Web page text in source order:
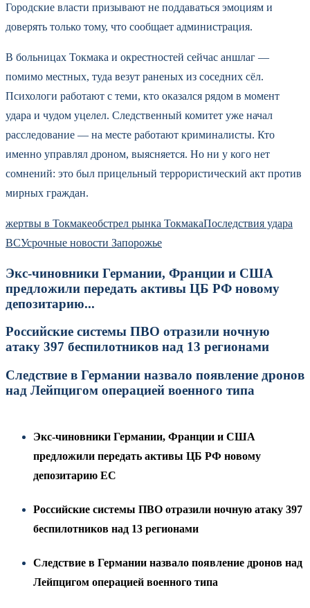
Городские власти призывают не поддаваться эмоциям и
доверять только тому, что сообщает администрация.
В больницах Токмака и окрестностей сейчас аншлаг —
помимо местных, туда везут раненых из соседних сёл.
Психологи работают с теми, кто оказался рядом в момент
удара и чудом уцелел. Следственный комитет уже начал
расследование — на месте работают криминалисты. Кто
именно управлял дроном, выясняется. Но ни у кого нет
сомнений: это был прицельный террористический акт против
мирных граждан.
жертвы в Токмакеобстрел рынка ТокмакаПоследствия удара
ВСУсрочные новости Запорожье
Экс-чиновники Германии, Франции и США
предложили передать активы ЦБ РФ новому
депозитарию...
Российские системы ПВО отразили ночную
атаку 397 беспилотников над 13 регионами
Следствие в Германии назвало появление дронов
над Лейпцигом операцией военного типа
Экс-чиновники Германии, Франции и США
предложили передать активы ЦБ РФ новому
депозитарию ЕС
Российские системы ПВО отразили ночную атаку 397
беспилотников над 13 регионами
Следствие в Германии назвало появление дронов над
Лейпцигом операцией военного типа